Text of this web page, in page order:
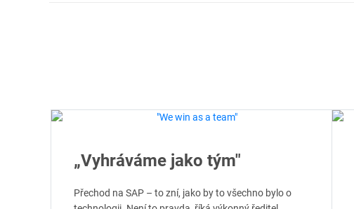
„Vyhráváme jako tým"
Přechod na SAP – to zní, jako by to všechno bylo o